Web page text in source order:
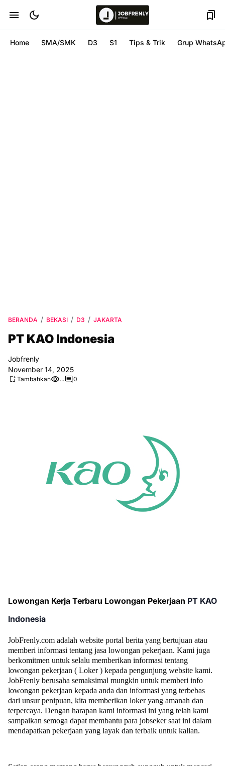
Home SMA/SMK D3 S1 Tips & Trik Grup
BERANDA BEKASI D3 JAKARTA
PT KAO Indonesia
Jobfrenly
November 14, 2025
Tambahkan ... 0
Lowongan Kerja Terbaru Lowongan Pekerjaan PT KAO
Indonesia
JobFrenly.com adalah website portal berita yang bertujuan atau
memberi informasi tentang jasa lowongan pekerjaan. Kami juga
berkomitmen untuk selalu memberikan informasi tentang
lowongan pekerjaan ( Loker ) kepada pengunjung website kami.
JobFrenly berusaha semaksimal mungkin untuk memberi info
lowongan pekerjaan kepada anda dan informasi yang terbebas
dari unsur penipuan, kita memberikan loker yang amanah dan
terpercaya. Dengan harapan kami informasi ini yang telah kami
sampaikan semoga dapat membantu para jobseker saat ini dalam
mendapatkan pekerjaan yang layak dan terbaik untuk kalian.